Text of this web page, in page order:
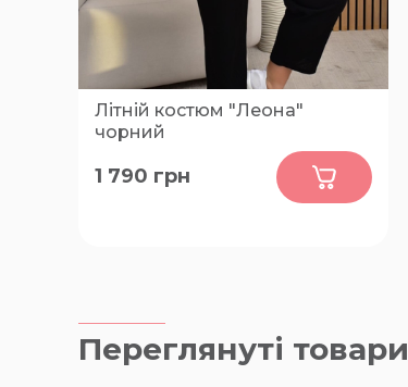
Літній костюм "Леона"
чорний
1 790 грн
Переглянуті товари